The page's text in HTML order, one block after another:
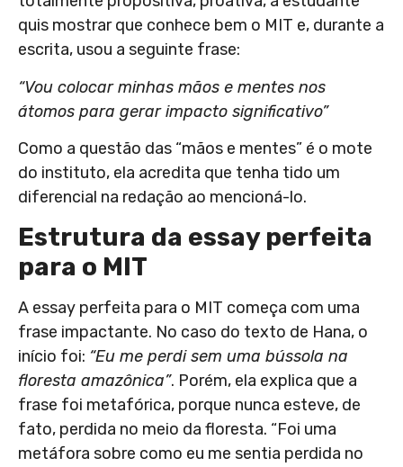
quis mostrar que conhece bem o MIT e, durante a
escrita, usou a seguinte frase:
“Vou colocar minhas mãos e mentes nos
átomos para gerar impacto significativo”
Como a questão das “mãos e mentes” é o mote
do instituto, ela acredita que tenha tido um
diferencial na redação ao mencioná-lo.
Estrutura da essay perfeita
para o MIT
A essay perfeita para o MIT começa com uma
frase impactante. No caso do texto de Hana, o
início foi: “Eu me perdi sem uma bússola na
floresta amazônica”. Porém, ela explica que a
frase foi metafórica, porque nunca esteve, de
fato, perdida no meio da floresta. “Foi uma
metáfora sobre como eu me sentia perdida no